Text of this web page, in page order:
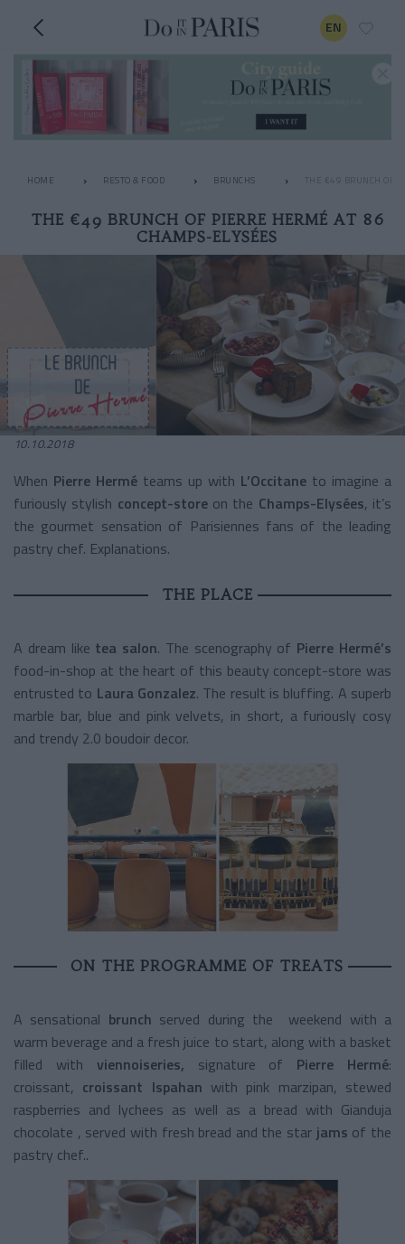
EN
HOME RESTO & FOOD BRUNCHS THE €49 BRUNCH OF
THE €49 BRUNCH OF PIERRE HERMÉ AT 86
CHAMPS-ELYSÉES
10.10.2018
When Pierre Hermé teams up with L’Occitane to imagine a
furiously stylish concept-storeon the Champs-Elysées, it’s
the gourmet sensation of Parisiennes fans of the leading
pastry chef. Explanations.
THE PLACE
A dream like tea salon. The scenography of Pierre Hermé’s
food-in-shop at the heart of this beauty concept-store was
entrusted to Laura Gonzalez. The result is bluffing. A superb
marble bar, blue and pink velvets, in short, a furiously cosy
and trendy 2.0 boudoir decor.
ON THE PROGRAMME OF TREATS
A sensational brunch served during the weekend with a
warm beverage and a fresh juice to start, along with a basket
filled with viennoiseries, signature of Pierre Hermé:
croissant, croissant Ispahan with pink marzipan, stewed
raspberries and lychees as well as a bread with Gianduja
chocolate , served with fresh bread and the star jams of the
pastry chef..